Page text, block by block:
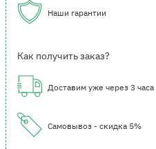
Наши гарантии
Как получить заказ?
Доставим уже через 3 часа
Самовывоз - скидка 5%